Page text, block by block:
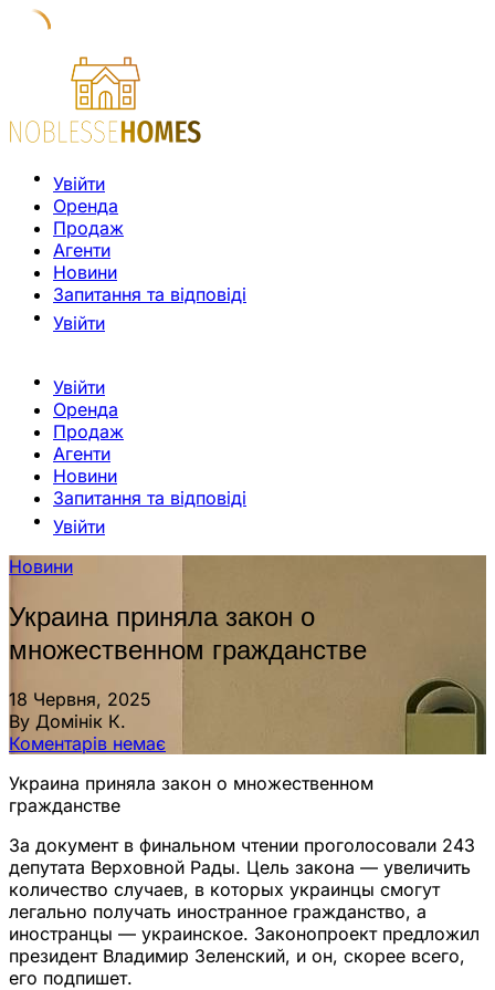
Увійти
Оренда
Продаж
Агенти
Новини
Запитання та відповіді
Увійти
Увійти
Оренда
Продаж
Агенти
Новини
Запитання та відповіді
Увійти
Новини
Украина приняла закон о
множественном гражданстве
18 Червня, 2025
By Домінік К.
Коментарів немає
Украина приняла закон о множественном
гражданстве
За документ в финальном чтении проголосовали 243
депутата Верховной Рады. Цель закона — увеличить
количество случаев, в которых украинцы смогут
легально получать иностранное гражданство, а
иностранцы — украинское. Законопроект предложил
президент Владимир Зеленский, и он, скорее всего,
его подпишет.